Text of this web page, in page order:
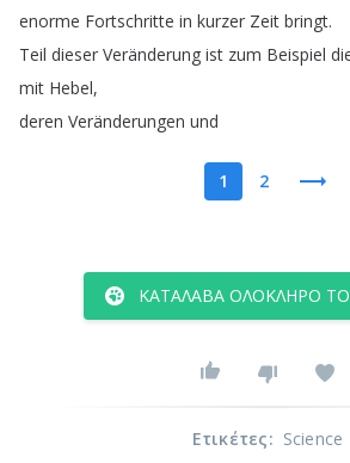
enorme Fortschritte in kurzer Zeit bringt.
Teil dieser Veränderung ist zum Beispiel
mit Hebel,
deren Veränderungen und
1 2
ΚΑΤΆΛΑΒΑ ΟΛΌΚΛΗΡΟ
Ετικέτες: Science